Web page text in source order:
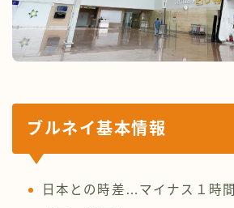
ブルネイ基本情報
日本との時差…マイナス１時間